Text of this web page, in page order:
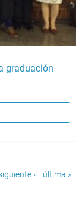
graduación
› última »